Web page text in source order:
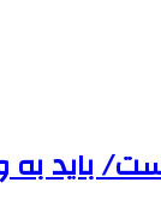
باید به